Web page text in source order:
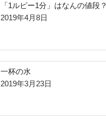
「1ルピー1分」はなんの値段？
2019年4月8日
一杯の水
2019年3月23日